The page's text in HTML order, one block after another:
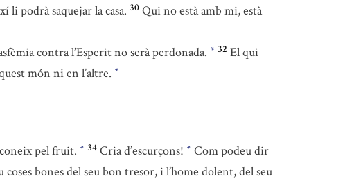
li podrà saquejar la casa. 30 Qui no està amb mi, està
contra l’Esperit no serà perdonada. * 32 El qui
món ni en l’altre. *
pel fruit. * 34 Cria d’escurçons! * Com podeu dir
coses bones del seu bon tresor, i l’home dolent, del seu